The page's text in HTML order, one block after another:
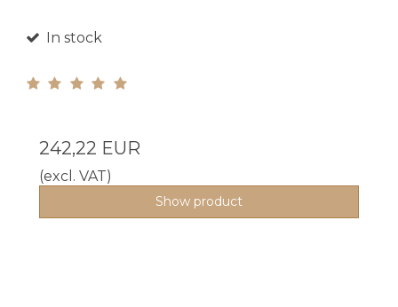
In stock
242,22 EUR
(excl. VAT)
Show product